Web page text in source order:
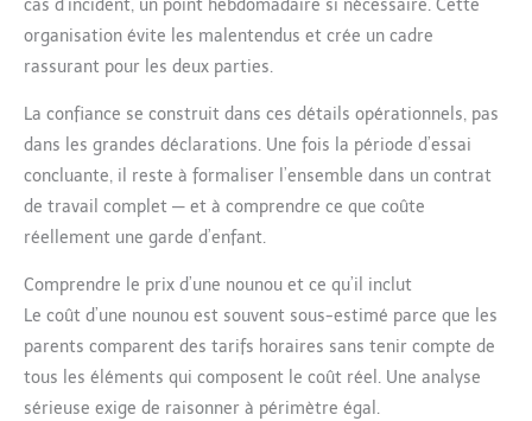
cas d’incident, un point hebdomadaire si nécessaire. Cette
organisation évite les malentendus et crée un cadre
rassurant pour les deux parties.
La confiance se construit dans ces détails opérationnels, pas
dans les grandes déclarations. Une fois la période d’essai
concluante, il reste à formaliser l’ensemble dans un contrat
de travail complet — et à comprendre ce que coûte
réellement une garde d’enfant.
Comprendre le prix d’une nounou et ce qu’il inclut
Le coût d’une nounou est souvent sous-estimé parce que les
parents comparent des tarifs horaires sans tenir compte de
tous les éléments qui composent le coût réel. Une analyse
sérieuse exige de raisonner à périmètre égal.